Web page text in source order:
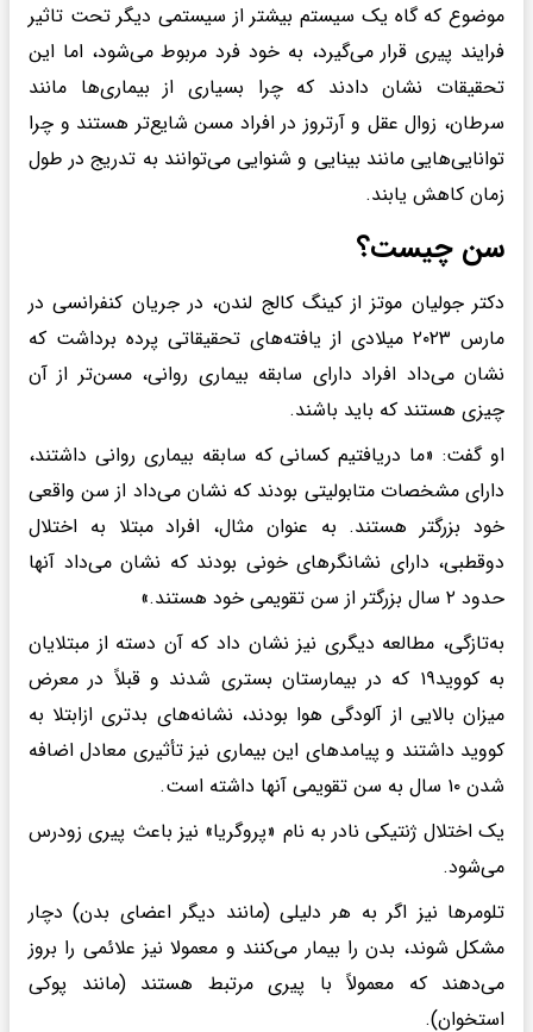
موضوع که گاه یک سیستم بیشتر از سیستمی دیگر تحت تاثیر
فرایند پیری قرار می‌گیرد، به خود فرد مربوط می‌شود، اما این
تحقیقات نشان دادند که چرا بسیاری از بیماری‌ها مانند
سرطان، زوال عقل و آرتروز در افراد مسن شایع‌تر هستند و چرا
توانایی‌هایی مانند بینایی و شنوایی می‌توانند به تدریج در طول
زمان کاهش یابند.
سن چیست؟
دکتر جولیان موتز از کینگ کالج لندن، در جریان کنفرانسی در
مارس ۲۰۲۳ میلادی از یافته‌های تحقیقاتی پرده برداشت که
نشان می‌داد افراد دارای سابقه بیماری روانی، مسن‌تر از آن
چیزی هستند که باید باشند.
او گفت: «ما دریافتیم کسانی که سابقه بیماری روانی داشتند،
دارای مشخصات متابولیتی بودند که نشان می‌داد از سن واقعی
خود بزرگتر هستند. به عنوان مثال، افراد مبتلا به اختلال
دوقطبی، دارای نشانگرهای خونی بودند که نشان می‌داد آنها
حدود ۲ سال بزرگتر از سن تقویمی خود هستند.»
به‌تازگی، مطالعه دیگری نیز نشان داد که آن دسته از مبتلایان
به کووید۱۹ که در بیمارستان بستری شدند و قبلاً در معرض
میزان بالایی از آلودگی هوا بودند، نشانه‌های بدتری ازابتلا به
کووید داشتند و پیامدهای این بیماری نیز تأثیری معادل اضافه
شدن ۱۰ سال به سن تقویمی آنها داشته است.
یک اختلال ژنتیکی نادر به نام «پروگریا» نیز باعث پیری زودرس
می‌شود.
تلومرها نیز اگر به هر دلیلی (مانند دیگر اعضای بدن) دچار
مشکل شوند، بدن را بیمار می‌کنند و معمولا نیز علائمی را بروز
می‌دهند که معمولاً با پیری مرتبط هستند (مانند پوکی
استخوان).